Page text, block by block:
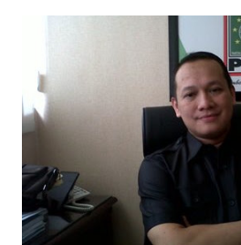
Mujib menambahkan, akhirnya
uang tetangga 500 ribu, agar
"Kasihan dia sudah tidak punya
kerja sebagai pembantu rumah
agar uang bisa kembali,"ungkapnya.
penarikan uang iuran untuk
dibenarkan oleh Atika Fadhilah
diwawancarai. "Benar, bilangnya
terakh...